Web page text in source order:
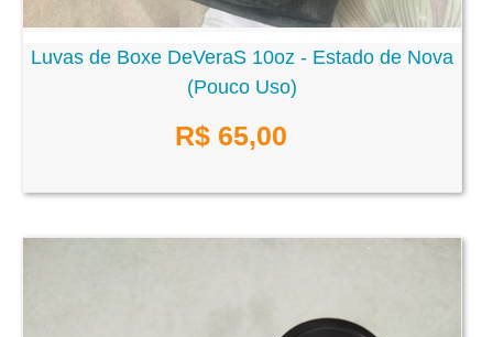
Luvas de Boxe DeVeraS 10oz - Estado de Nova
(Pouco Uso)
R$ 65,00